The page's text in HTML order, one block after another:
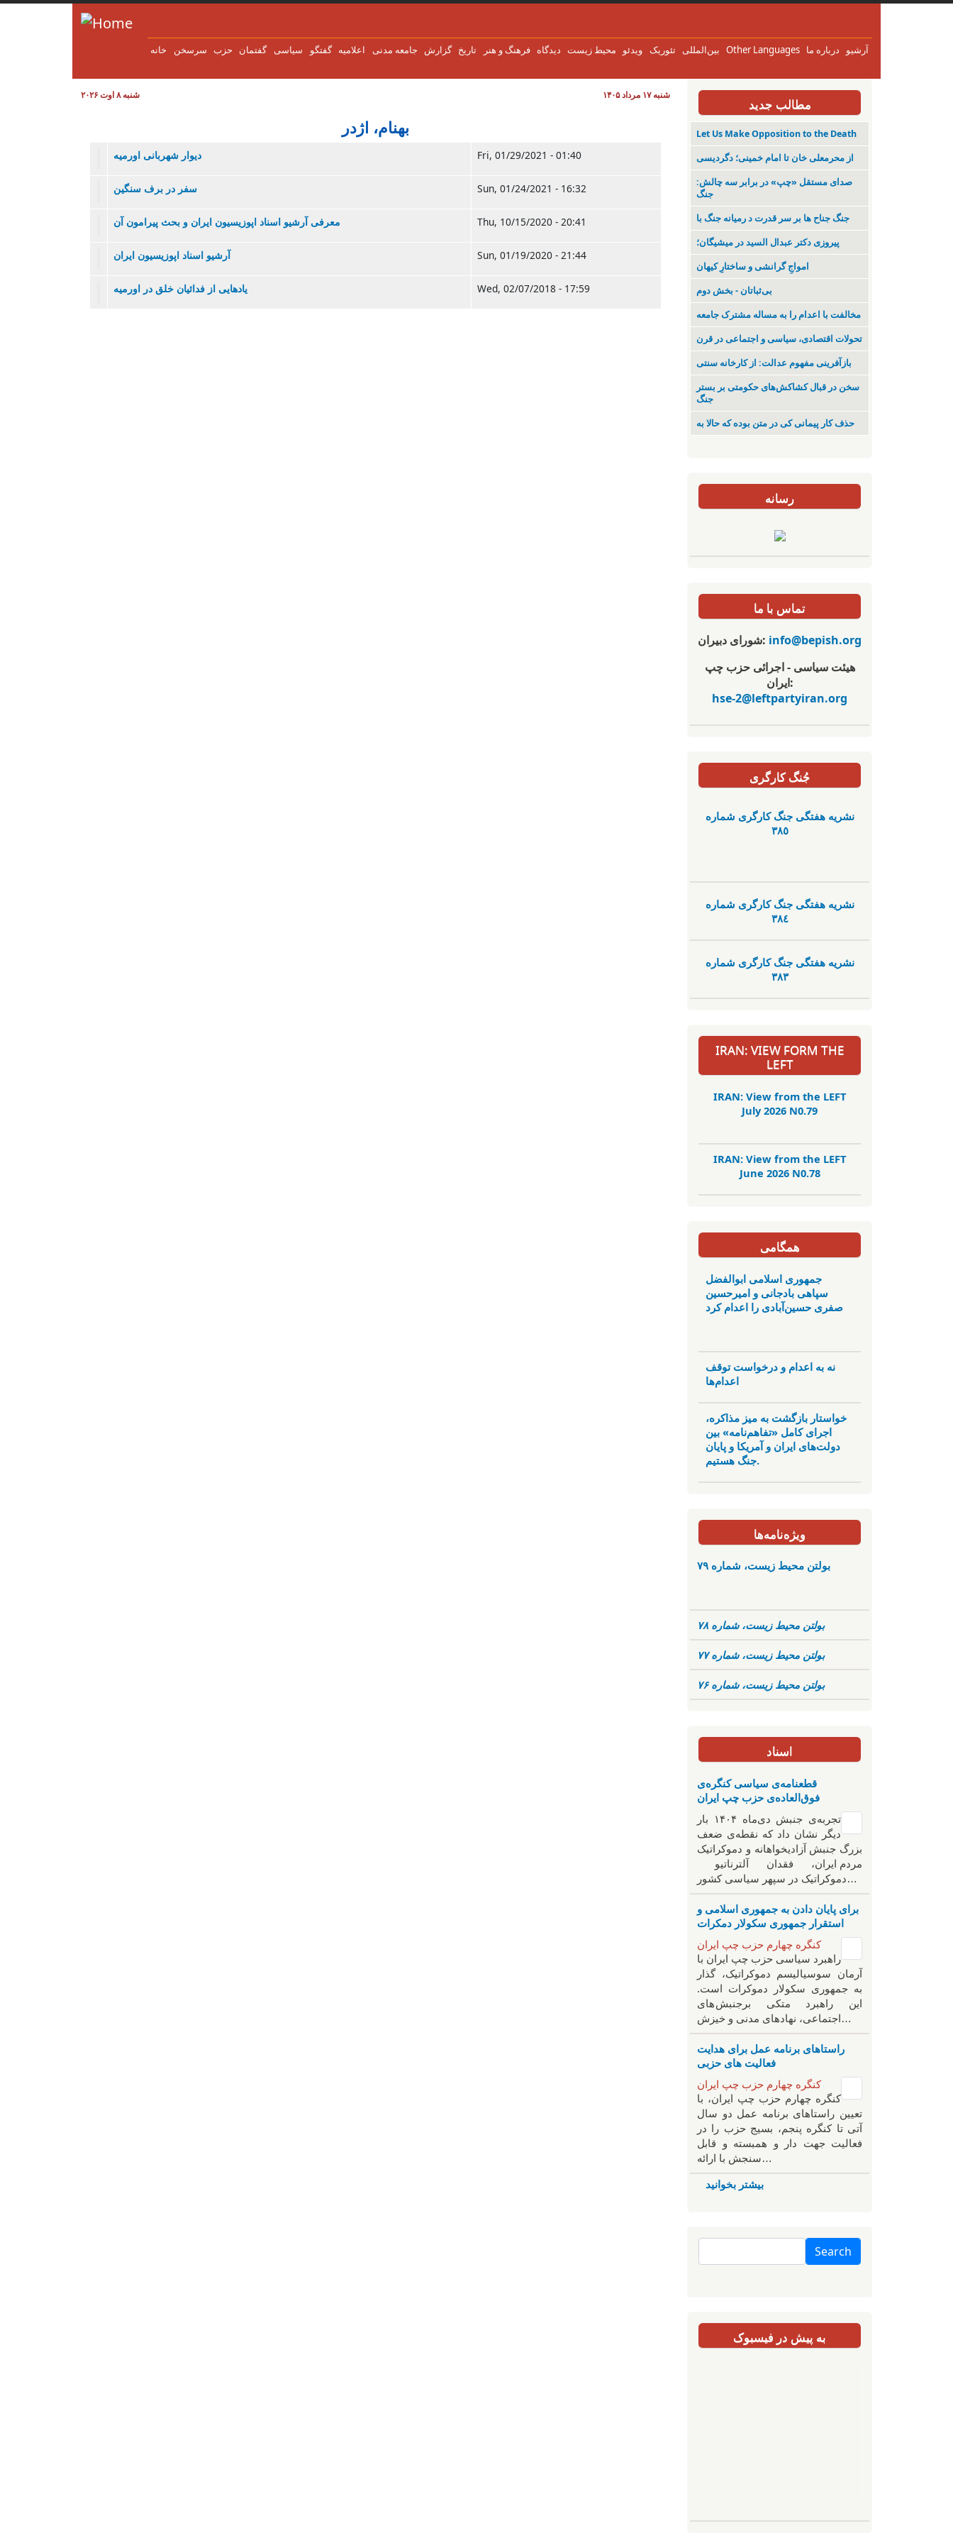
Skip to main content
خانه سرسخن حزب گفتمان سياسی گفتگو جامعه مدنی گزارش تاریخ فرهنگ و هنر دیدگاه محیط زیست ویدئو تئوریک بین‌المللی Other Languages درباره ما آرشیو
شنبه ۸ اوت ۲۰۲۶ شنبه ۱۷ مرداد ۱۴۰۵
بهنام، اژدر
دیوار شهربانی اورمیه Fri, 01/29/2021 - 01:40
سفر در برف سنگین Sun, 01/24/2021 - 16:32
معرفی آرشیو اسناد اپوزیسیون ایران و بحث پیرامون آن Thu, 10/15/2020 - 20:41
آرشیو اسناد اپوزیسیون ایران Sun, 01/19/2020 - 21:44
یادهایی از فدائیان خلق در اورمیه Wed, 02/07/2018 - 17:59
مطالب جدید
Let Us Make Opposition to the Death
از محرمعلی خان تا امام خمینی؛ دگردیسی
صدای مستقل «چپ» در برابر سه چالش:
جنگ
جنگ جناح ها بر سر قدرت د رمیانە جنگ با
پیروزی دکتر عبدال السید در میشیگان؛
‌امواجِ گرانشی و ساختارِ کیهان
بی‌ثباتان - بخش دوم
مخالفت با اعدام را به مساله مشترک جامعه
تحولات اقتصادی، سیاسی و اجتماعی در قرن
بازآفرینی مفهوم عدالت: از کارخانه سنتی
سخن در قبال کشاکش‌های حکومتی بر بستر
جنگ
حذف کار پیمانی کی در متن بودە کە حالا بە
رسانه
تماس با ما
شورای دبیران: info@bepish.org
هیئت سیاسی - اجرائی حزب چپ
ایران:
hse-2@leftpartyiran.org
جُنگ کارگری
نشریە هفتگی جنگ کارگری شمارە
٣٨٥
نشریە هفتگی جنگ کارگری شمارە
٣٨٤
نشریە هفتگی جنگ کارگری شمارە
٣٨٣
IRAN: VIEW FORM THE
LEFT
IRAN: View from the LEFT
July 2026 N0.79
IRAN: View from the LEFT
June 2026 N0.78
همگامی
جمهوری اسلامی ابوالفضل
سپاهی بادجانی و امیرحسین
صفری حسین‌آبادی را اعدام کرد
نه به اعدام و درخواست توقف
اعدام‌ها
خواستار بازگشت به میز مذاکره،
اجرای کامل «تفاهم‌نامه» بین
دولت‌های ایران و آمریکا و پایان
جنگ هستیم.
ویژه‌نامه‌ها
بولتن محیط زیست، شماره ۷۹
بولتن محیط زیست، شماره ۷۸
بولتن محیط زیست، شماره ۷۷
بولتن محیط زیست، شماره ۷۶
اسناد
قطعنامه‌ی سیاسی کنگره‌ی
فوق‌العاده‌ی حزب چپ ایران
تجربه‌ی جنبش دی‌ماه ۱۴۰۴ بار
دیگر نشان داد که نقطه‌ی ضعف
بزرگ جنبش آزادیخواهانه و دموکراتیک
مردم ایران، فقدان آلترناتیو
دموکراتیک در سپهر سیاسی کشور…
برای پایان دادن به جمهوری اسلامی و
استقرار جمهوری سکولار دمکرات
کنگره چهارم حزب چپ ایران
راهبرد سياسی حزب چپ ایران با
آرمان سوسیالیسم دموکراتیک، گذار
به جمهوری سکولار دموکرات است.
این راهبرد متکی برجنبش های
اجتماعی، نهادهای مدنی و خیزش‌…
راستاهای برنامه عمل برای هدایت
فعالیت های حزبی
کنگره چهارم حزب چپ ایران
کنگره چهارم حزب چپ ایران، با
تعیین راستاهای برنامه عمل دو سال
آتی تا کنگره پنجم، بسیج حزب را در
فعالیت جهت دار و همبسته و قابل
سنجش با ارائه…
بیشتر بخوانید
Search
به پیش در فیسبوک